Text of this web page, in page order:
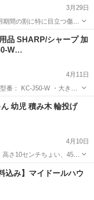
3月29日
間の割に特に目立つ傷な
目立たない程度の小さい
リアではないため、使用上
デスク
品 SHARP/シャープ 加
W…
4月11日
調家電 シャープ
幼児 積み木 輪投げ
4月10日
さ10センチちょい、45セ
を模した棒を木製のトン
回す動作は指の先をよく使
輪投げ
込み】マイドールハウ